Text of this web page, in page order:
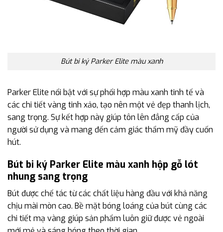
Bút bi ký Parker Elite màu xanh
Parker Elite nổi bật với sự phối hợp màu xanh tinh tế và
các chi tiết vàng tinh xảo, tạo nên một vẻ đẹp thanh lịch,
sang trọng. Sự kết hợp này giúp tôn lên đẳng cấp của
người sử dụng và mang đến cảm giác thẩm mỹ đầy cuốn
hút.
Bút bi ký Parker Elite màu xanh hộp gỗ lót
nhung sang trọng
Bút được chế tác từ các chất liệu hàng đầu với khả năng
chịu mài mòn cao. Bề mặt bóng loáng của bút cùng các
chi tiết mạ vàng giúp sản phẩm luôn giữ được vẻ ngoài